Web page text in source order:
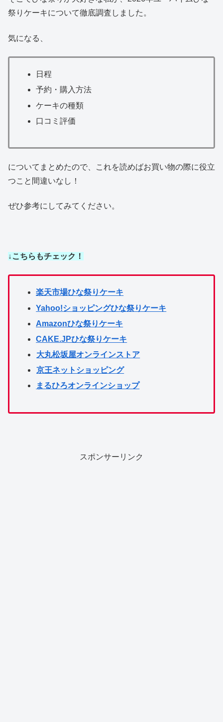
祭りケーキについて徹底調査しました。
気になる、
日程
予約・購入方法
ケーキの種類
口コミ評価
についてまとめたので、これを読めばお買い物の際に役立
つこと間違いなし！
ぜひ参考にしてみてください。
↓こちらもチェック！
楽天市場ひな祭りケーキ
Yahoo!ショッピングひな祭りケーキ
Amazonひな祭りケーキ
CAKE.JPひな祭りケーキ
大丸松坂屋オンラインストア
京王ネットショッピング
まるひろオンラインショップ
スポンサーリンク